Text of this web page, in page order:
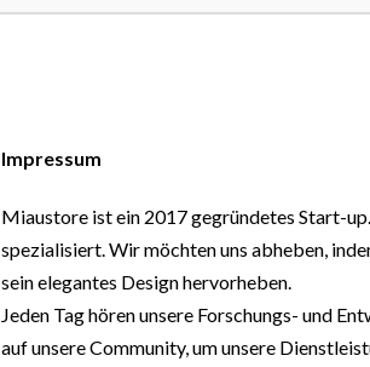
Impressum
Miaustore ist ein 2017 gegründetes Start-
spezialisiert. Wir möchten uns abheben,
sein elegantes Design hervorheben.
Jeden Tag hören unsere Forschungs- und
auf unsere Community, um unsere